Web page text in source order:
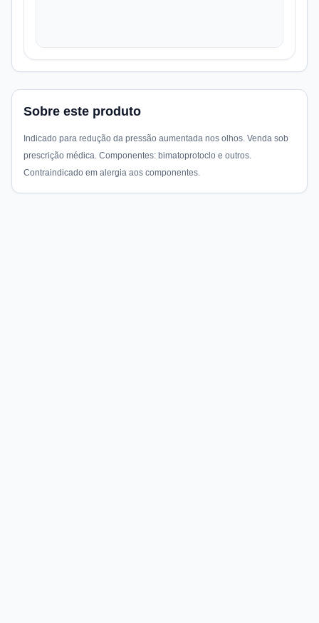
Sobre este produto
Indicado para redução da pressão aumentada nos olhos. Venda sob
prescrição médica. Componentes: bimatoprotoclo e outros.
Contraindicado em alergia aos componentes.